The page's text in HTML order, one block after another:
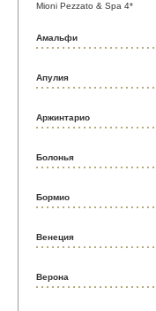
Mioni Pezzato & Spa 4*
Амальфи
Апулия
Аржинтарио
Болонья
Бормио
Венеция
Верона